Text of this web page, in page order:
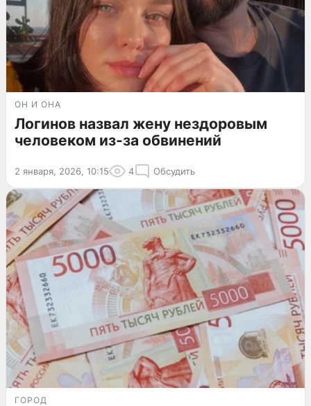
ОН И ОНА
Логинов назвал жену нездоровым
человеком из-за обвинений
2 января, 2026, 10:15 4 Обсудить
ГОРОД